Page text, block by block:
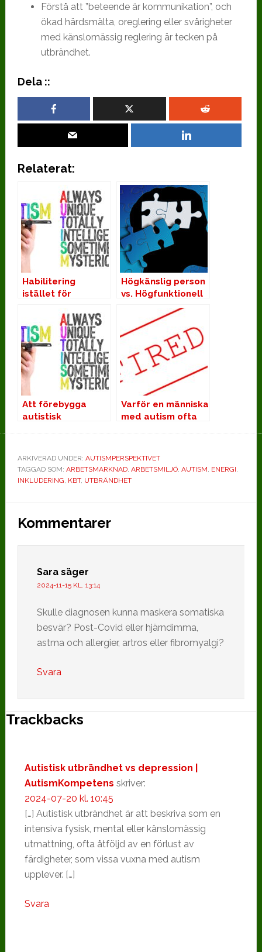
Förstå att ”beteende är kommunikation”, och
ökad härdsmälta, oreglering eller svårigheter
med känslomässig reglering är tecken på
utbrändhet.
Dela ::
Relaterat:
Habilitering
istället för
Högkänslig person
vs. Högfunktionell
Att förebygga
autistisk
Varför en människa
med autism ofta
ARKIVERAD UNDER: AUTISMPERSPEKTIVET
TAGGAD SOM: ARBETSMARKNAD, ARBETSMILJÖ, AUTISM ENERGI
INKLUDERING KBT, UTBRÄNDHET
Läsarkommentarer
Kommentarer
Sara säger
2024-11-15 KL. 13:14
Skulle diagnosen kunna maskera somatiska
besvär? Post-Covid eller hjärndimma,
astma och allergier, artros eller fibromyalgi?
Svara
Trackbacks
Autistisk utbrändhet vs depression |
AutismKompetens skriver:
2024-07-20 kl. 10:45
[…] Autistisk utbrändhet är att beskriva som en
intensiva fysisk, mental eller känslomässig
utmattning, ofta åtföljd av en förlust av
färdigheter, som vissa vuxna med autism
upplever. […]
Svara